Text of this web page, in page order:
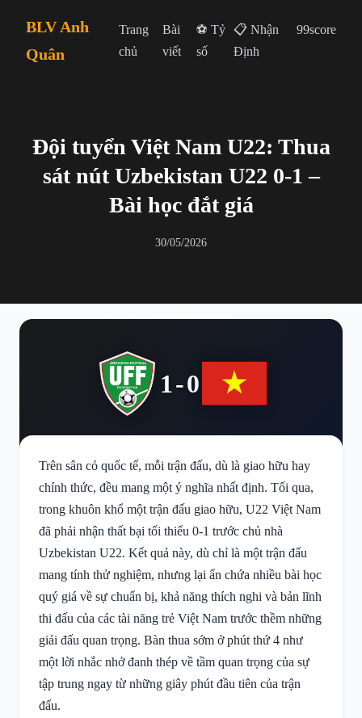
BLV Anh
Quân
Trang
chủ
Bài
viết
⚽ Tỷ
số
📋 Nhận
Định
99score
Đội tuyển Việt Nam U22: Thua
sát nút Uzbekistan U22 0-1 –
Bài học đắt giá
30/05/2026
1-0
Trên sân cỏ quốc tế, mỗi trận đấu, dù là giao hữu hay
chính thức, đều mang một ý nghĩa nhất định. Tối qua,
trong khuôn khổ một trận đấu giao hữu, U22 Việt Nam
đã phải nhận thất bại tối thiểu 0-1 trước chủ nhà
Uzbekistan U22. Kết quả này, dù chỉ là một trận đấu
mang tính thử nghiệm, nhưng lại ẩn chứa nhiều bài học
quý giá về sự chuẩn bị, khả năng thích nghi và bản lĩnh
thi đấu của các tài năng trẻ Việt Nam trước thềm những
giải đấu quan trọng. Bàn thua sớm ở phút thứ 4 như
một lời nhắc nhở đanh thép về tầm quan trọng của sự
tập trung ngay từ những giây phút đầu tiên của trận
đấu.